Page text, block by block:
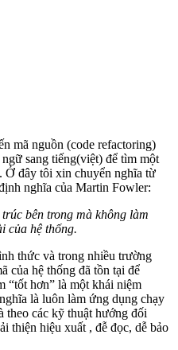
mã nguồn (code refactoring)
sang tiếng(việt) để tìm một
Ở đây tôi xin chuyển nghĩa từ
nghĩa của Martin Fowler:
bên trong mà không làm
của hệ thống.
thức và trong nhiều trường
của hệ thống đã tồn tại để
“tốt hơn” là một khái niệm
là luôn làm ứng dụng chạy
theo các kỹ thuật hướng đối
thiện hiệu xuất , đễ đọc, dễ bảo